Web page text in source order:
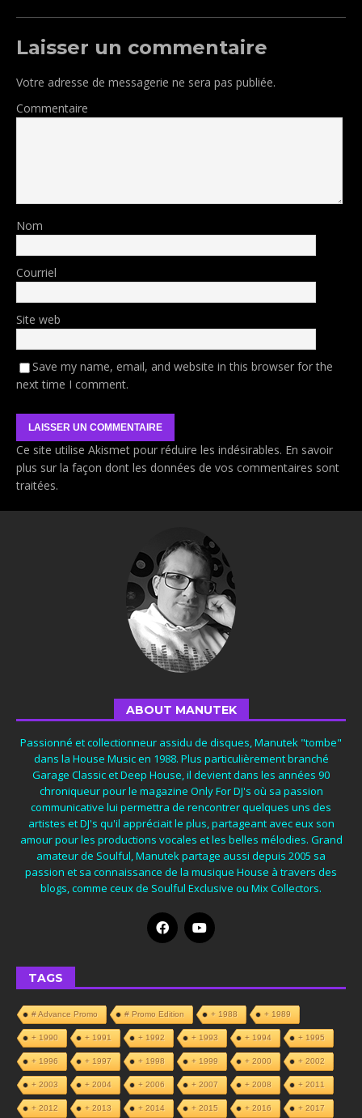
Laisser un commentaire
Votre adresse de messagerie ne sera pas publiée.
Commentaire
Nom
Courriel
Site web
Save my name, email, and website in this browser for the
next time I comment.
Ce site utilise Akismet pour réduire les indésirables. En savoir
plus sur la façon dont les données de vos commentaires sont
traitées.
ABOUT MANUTEK
Passionné et collectionneur assidu de disques, Manutek "tombe"
dans la House Music en 1988. Plus particulièrement branché
Garage Classic et Deep House, il devient dans les années 90
chroniqueur pour le magazine Only For DJ's où sa passion
communicative lui permettra de rencontrer quelques uns des
artistes et DJ's qu'il appréciait le plus, partageant avec eux son
amour pour les productions vocales et les belles mélodies. Grand
amateur de Soulful, Manutek partage aussi depuis 2005 sa
passion et sa connaissance de la musique House à travers des
blogs, comme ceux de Soulful Exclusive ou Mix Collectors.
TAGS
# Advance Promo # Promo Edition + 1988 + 1989
+ 1990 + 1991 + 1992 + 1993 + 1994 + 1995
+ 1996 + 1997 + 1998 + 1999 + 2000 + 2002
+ 2003 + 2004 + 2006 + 2007 + 2008 + 2011
+ 2012 + 2013 + 2014 + 2015 + 2016 + 2017